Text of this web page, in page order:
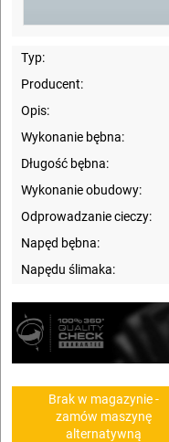
Typ:
Producent:
Opis:
Wykonanie bębna:
Długość bębna:
Wykonanie obudowy:
Odprowadzanie cieczy:
Napęd bębna:
Napędu ślimaka:
Brak w magazynie -
zamów maszynę
alternatywną